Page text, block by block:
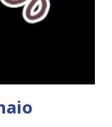
storia delle
curiosità monta